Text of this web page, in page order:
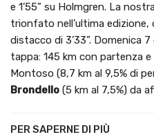
e 1’55” su Holmgren. La
trionfato nell’ultima
distacco di 3’33”. Domenica
tappa: 145 km con partenza
Montoso (8,7 km al 9,5% di
Brondello (5 km al 7,5%) da
PER SAPERNE DI PIÙ